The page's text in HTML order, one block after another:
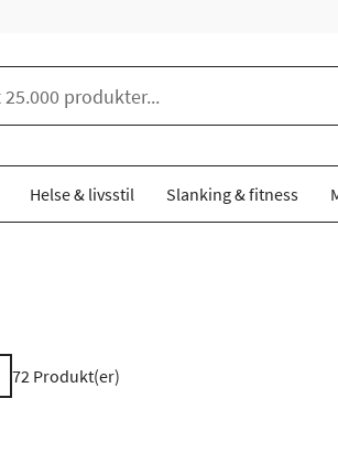
Helse & livsstil Slanking & fitness
72 Produkt(er)